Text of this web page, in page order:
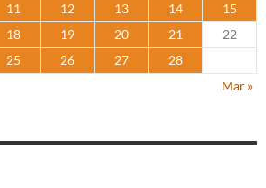
11 12 13 14
15
18 19 20 21
22
25 26 27
28
Mar »